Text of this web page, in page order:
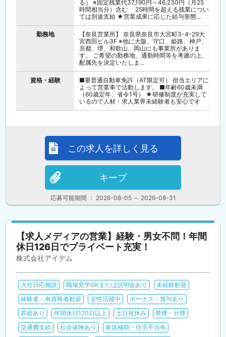
る） ※固定残業代37,190円～46,230円（月25
時間相当分）含む 25時間を超える残業につい
ては別途支給 ★営業成果に応じた給与形態...
勤務地
【奈良営業所】 奈良県奈良市大宮町3-4-29大
宮西田ビル3F ※他に大阪、守口、姫路、神戸、
京都、堺、和歌山、岡山にも事業所がありま
す。 ご希望の勤務地、通勤時間等を考慮の上、
配属先を決定いたしま...
資格・経験
■要普通自動車免許（AT限定可） 担当エリアに
よって営業車で活動します。 ■年齢60歳未満
（60歳定年、省令1号） ★研修制度が充実して
いるので人材・求人業界未経験者も安心です
応募可能期間 ： 2026-08-05 ～ 2026-08-31
この求人を詳しく見る
キープ
【求人メディアの営業】経験・男女不問！年間
休日126日でプライベート充実！
株式会社アイデム
入社日応相談 職場見学OKまたは説明会あり
未経験歓迎
経験者・有資格者歓迎
女性活躍中
ボーナス・賞与あり
昇給あり
年間休日120日以上 土日祝休み
禁煙・分煙
交通費支給
社会保険あり
家賃補助・住宅手当有